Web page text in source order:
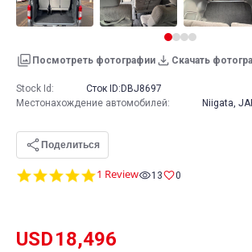
Посмотреть фотографии Скачать
5.0
1 Review 13 0
USD18,496
Stock Id: Сток ID: DBJ8697
Местонахождение автомобилей: Niigata,
Поделиться